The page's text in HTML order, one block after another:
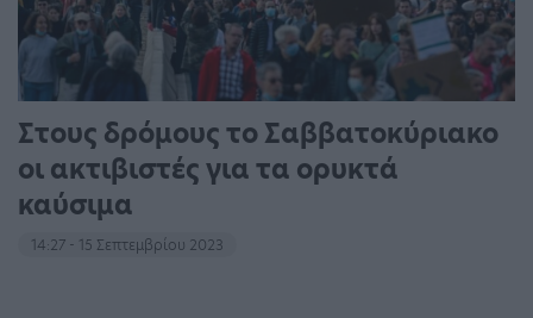
Στους δρόμους το Σαββατοκύριακο
οι ακτιβιστές για τα ορυκτά
καύσιμα
14:27 - 15 Σεπτεμβρίου 2023